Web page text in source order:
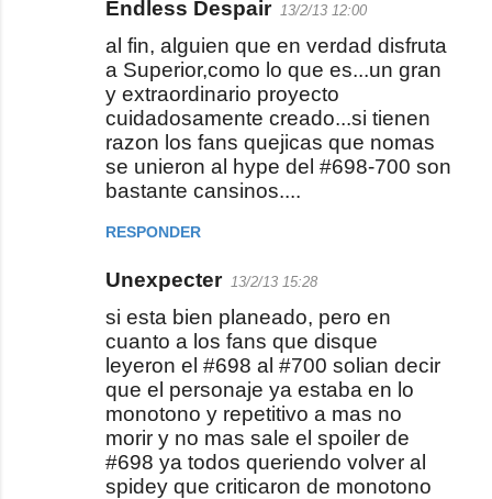
Endless Despair 13/2/13 12:00
al fin, alguien que en verdad disfruta
a Superior,como lo que es...un gran
y extraordinario proyecto
cuidadosamente creado...si tienen
razon los fans quejicas que nomas
se unieron al hype del #698-700 son
bastante cansinos....
RESPONDER
Unexpecter 13/2/13 15:28
si esta bien planeado, pero en
cuanto a los fans que disque
leyeron el #698 al #700 solian decir
que el personaje ya estaba en lo
monotono y repetitivo a mas no
morir y no mas sale el spoiler de
#698 ya todos queriendo volver al
spidey que criticaron de monotono